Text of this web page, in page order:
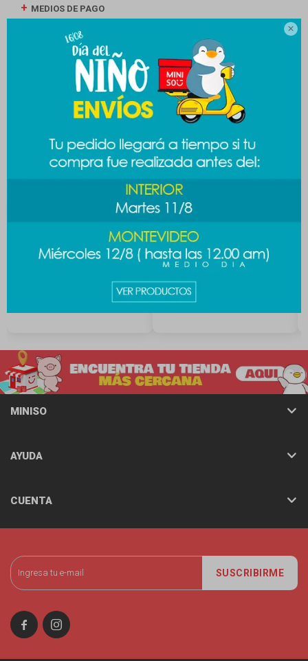

MEDIOS DE PAGO
Productos que te pueden interesar
Cepillo Sanrio - Cinnamoroll Cepillo de cabello Stitch
$ 349
SUSCRIBIRME
 
MINISO
AYUDA
CUENTA